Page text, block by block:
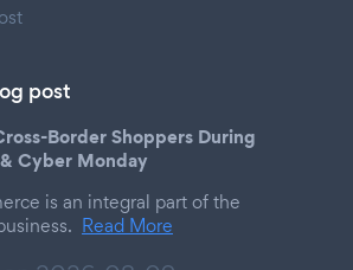
post
Border Shoppers During
Cyber Monday
is an integral part of the
Read More